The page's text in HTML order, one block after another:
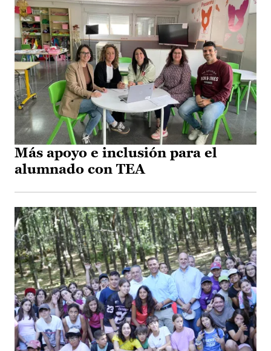
Más apoyo e inclusión para el
alumnado con TEA